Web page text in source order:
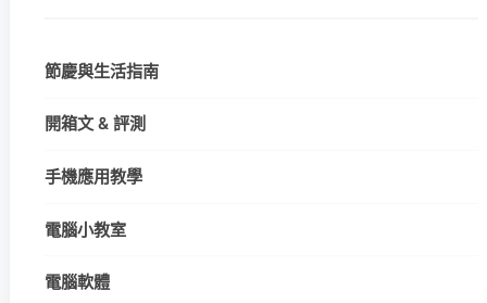
節慶與生活指南
開箱文 & 評測
手機應用教學
電腦小教室
電腦軟體